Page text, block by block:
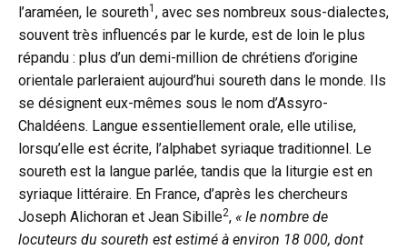
l’araméen, le soureth1 , avec ses nombreux sous-dialectes,
souvent très influencés par le kurde, est de loin le plus
répandu : plus d’un demi-million de chrétiens d’origine
orientale parleraient aujourd’hui soureth dans le monde. Ils
se désignent eux-mêmes sous le nom d’Assyro-
Chaldéens. Langue essentiellement orale, elle utilise,
lorsqu’elle est écrite, l’alphabet syriaque traditionnel. Le
soureth est la langue parlée, tandis que la liturgie est en
syriaque littéraire. En France, d’après les chercheurs
Joseph Alichoran et Jean Sibille2, « le nombre de
locuteurs du soureth est estimé à environ 18 000, dont